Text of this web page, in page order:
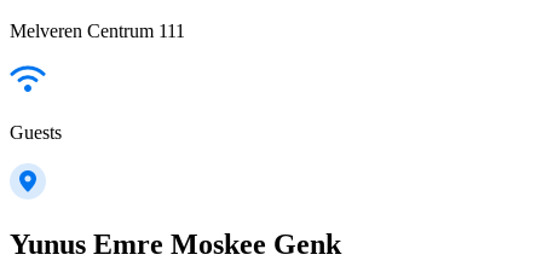
Melveren Centrum 111
Guests
Yunus Emre Moskee Genk